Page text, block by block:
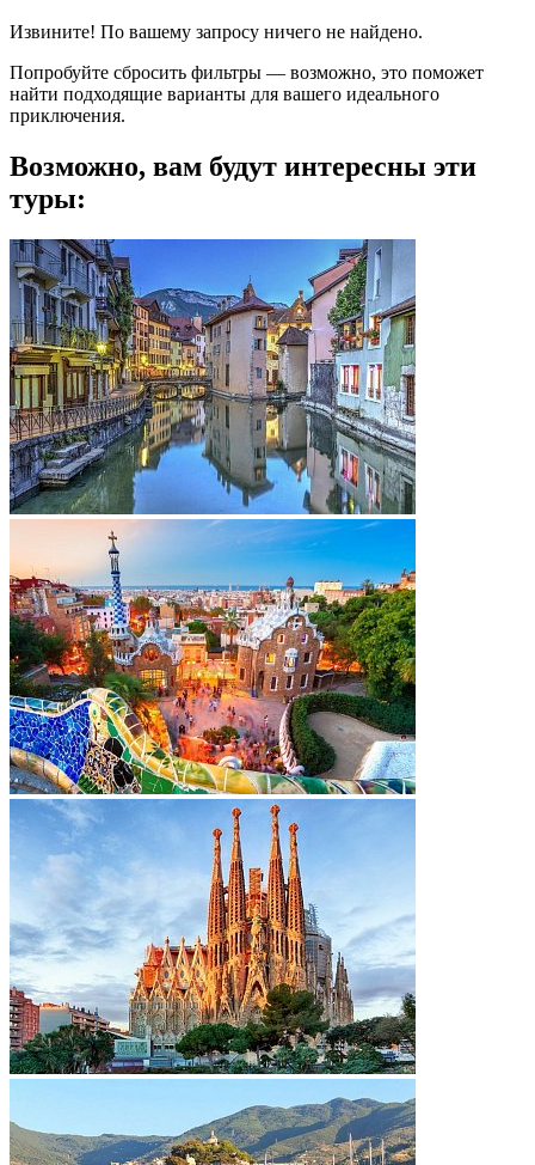
Извините! По вашему запросу ничего не найдено.
Попробуйте сбросить фильтры — возможно, это поможет
найти подходящие варианты для вашего идеального
приключения.
Возможно, вам будут интересны эти
туры: